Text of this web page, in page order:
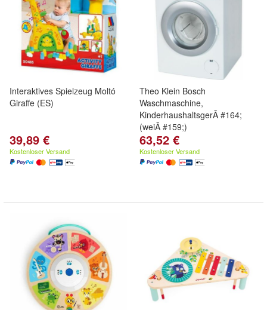
Interaktives Spielzeug Moltó
Giraffe (ES)
39,89 €
Kostenloser Versand
Theo Klein Bosch
Waschmaschine,
KinderhaushaltsgerÃ #164;
(weiÃ #159;)
63,52 €
Kostenloser Versand